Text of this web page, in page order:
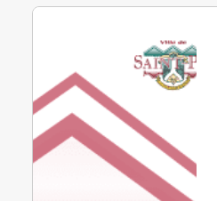
Normand
produits
d’érable